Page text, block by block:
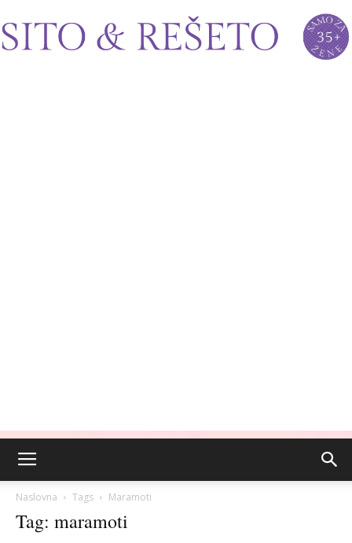
Naslovna Tags Maramoti
Tag: maramoti